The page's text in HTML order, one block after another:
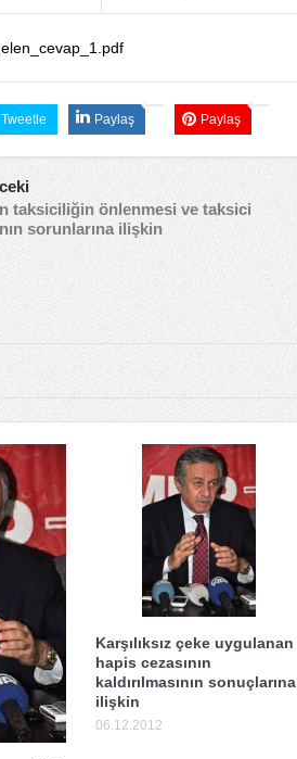
Tweetle Paylaş Paylaş
taksiciliğin önlenmesi ve taksici
sorunlarına ilişkin
Karşılıksız çeke uygulanan
hapis cezasının
kaldırılmasının sonuçlarına
ilişkin
06.12.2012